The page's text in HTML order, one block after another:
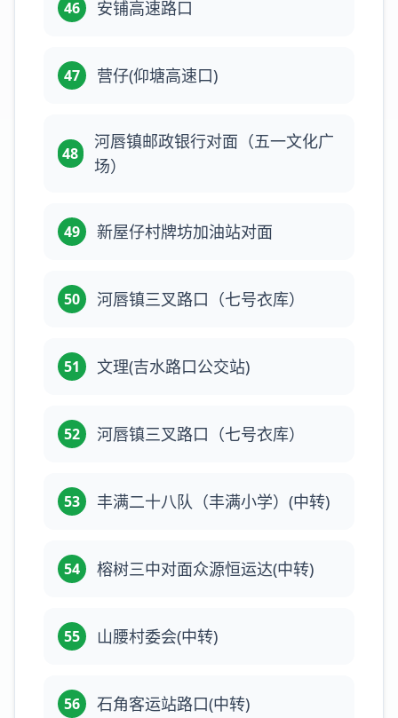
46 安铺高速路口
47 营仔(仰塘高速口)
48
河唇镇邮政银行对面（五一文化广
场）
49 新屋仔村牌坊加油站对面
50 河唇镇三叉路口（七号衣库）
51 文理(吉水路口公交站)
52 河唇镇三叉路口（七号衣库）
53 丰满二十八队（丰满小学）(中转)
54 榕树三中对面众源恒运达(中转)
55 山腰村委会(中转)
56 石角客运站路口(中转)